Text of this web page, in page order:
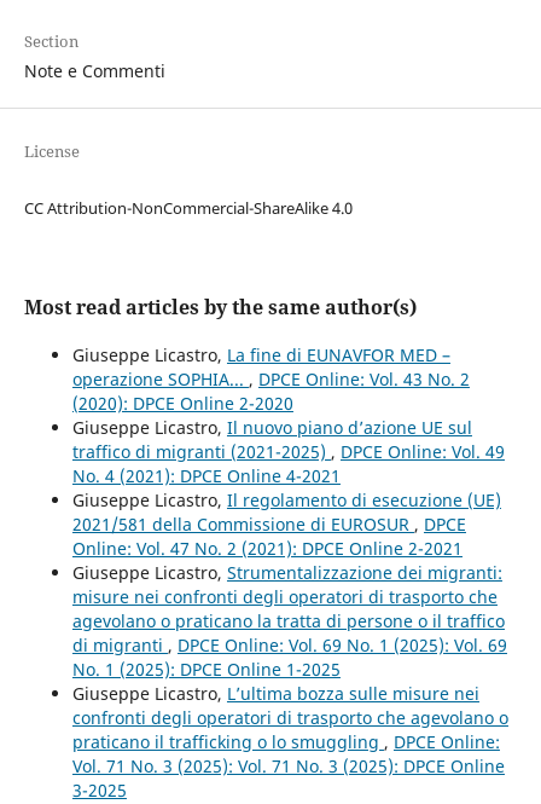
Section
Note e Commenti
License
CC Attribution-NonCommercial-ShareAlike 4.0
Most read articles by the same author(s)
Giuseppe Licastro, La fine di EUNAVFOR MED –
operazione SOPHIA... , DPCE Online: Vol. 43 No. 2
(2020): DPCE Online 2-2020
Giuseppe Licastro, Il nuovo piano d’azione UE sul
traffico di migranti (2021-2025) , DPCE Online: Vol. 49
No. 4 (2021): DPCE Online 4-2021
Giuseppe Licastro, Il regolamento di esecuzione (UE)
2021/581 della Commissione di EUROSUR , DPCE
Online: Vol. 47 No. 2 (2021): DPCE Online 2-2021
Giuseppe Licastro, Strumentalizzazione dei migranti:
misure nei confronti degli operatori di trasporto che
agevolano o praticano la tratta di persone o il traffico
di migranti , DPCE Online: Vol. 69 No. 1 (2025): Vol. 69
No. 1 (2025): DPCE Online 1-2025
Giuseppe Licastro, L’ultima bozza sulle misure nei
confronti degli operatori di trasporto che agevolano o
praticano il trafficking o lo smuggling , DPCE Online:
Vol. 71 No. 3 (2025): Vol. 71 No. 3 (2025): DPCE Online
3-2025